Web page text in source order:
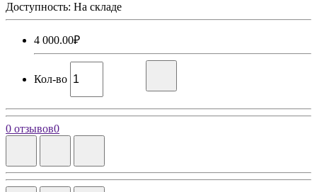
Доступность: На складе
4 000.00₽
Кол-во
0 отзывов0